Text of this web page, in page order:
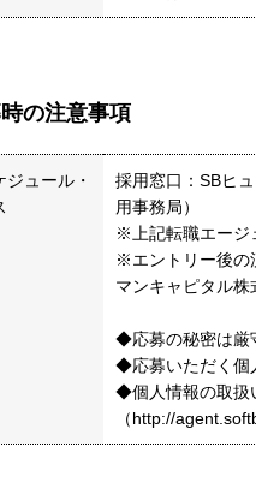
の注意事項
ジュール・
採用窓口：SBヒ
用事務局）
※上記転職エージ
※エントリー後の
マンキャピタル株
◆応募の秘密は厳
◆応募いただく個
◆個人情報の取扱
（http://